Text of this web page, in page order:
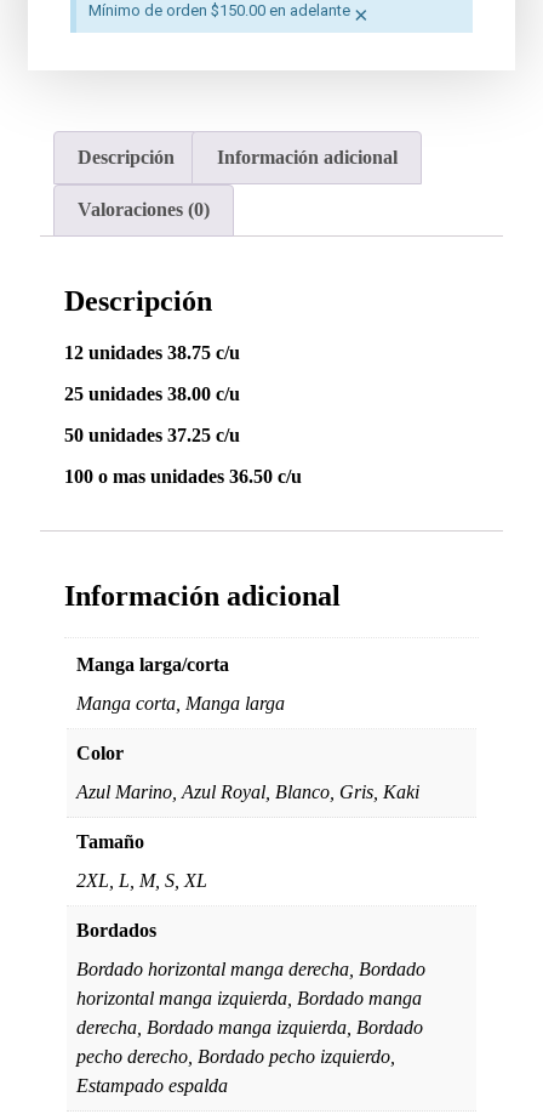
Mínimo de orden $150.00 en adelante ×
Descripción Información adicional
Valoraciones (0)
Descripción
12 unidades 38.75 c/u
25 unidades 38.00 c/u
50 unidades 37.25 c/u
100 o mas unidades 36.50 c/u
Información adicional
Manga larga/corta
Manga corta, Manga larga
Color
Azul Marino, Azul Royal, Blanco, Gris, Kaki
Tamaño
2XL, L, M, S, XL
Bordados
Bordado horizontal manga derecha, Bordado
horizontal manga izquierda, Bordado manga
derecha, Bordado manga izquierda, Bordado
pecho derecho, Bordado pecho izquierdo,
Estampado espalda